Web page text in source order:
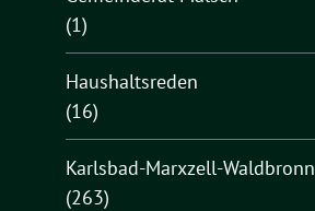
(1)
Haushaltsreden
(16)
Karlsbad-Marxzell-Waldbronn
(263)